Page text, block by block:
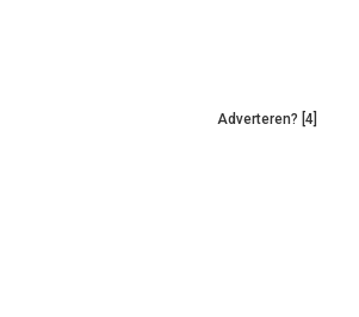
Adverteren? [4]